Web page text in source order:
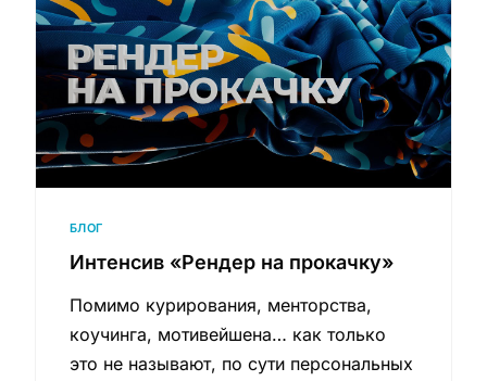
БЛОГ
Интенсив «Рендер на прокачку»
Помимо курирования, менторства,
коучинга, мотивейшена… как только
это не называют, по сути персональных